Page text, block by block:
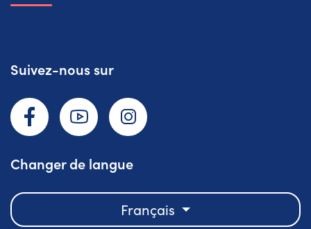
Suivez-nous sur
Changer de langue
Français